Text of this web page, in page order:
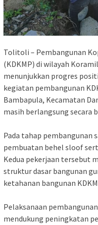
Tolitoli – Pembangunan
(KDKMP) di wilayah
menunjukkan progres
kegiatan pembangunan
Bambapula, Kecamatan
masih berlangsung secara
Pada tahap pembangunan
pembuatan behel sloof
Kedua pekerjaan tersebut
struktur dasar bangunan
ketahanan bangunan
Pelaksanaan
mendukung peningkatan